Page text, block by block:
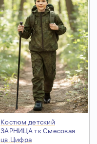
Костюм детский
ЗАРНИЦА тк.Смесовая
цв.Цифра